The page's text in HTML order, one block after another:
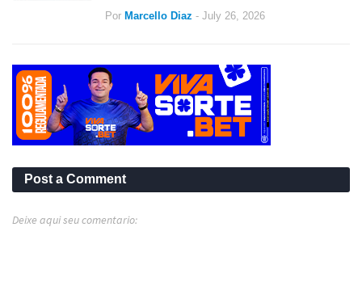
Por Marcello Diaz - July 26, 2026
Post a Comment
Deixe aqui seu comentario: